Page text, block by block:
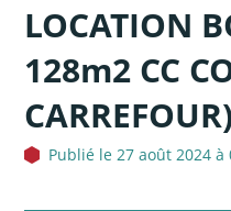
LOCATION
128m2 CC
CARREFOUR)
Publié le 27 août 2024 à